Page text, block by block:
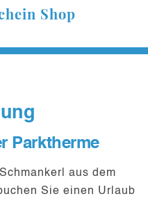
Shop
Parktherme
aus dem
Sie einen Urlaub